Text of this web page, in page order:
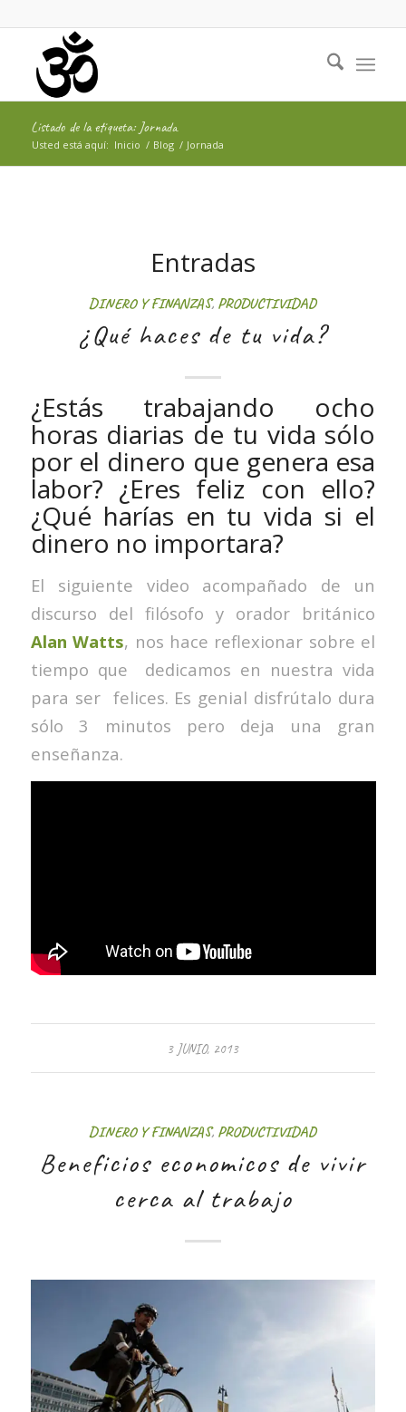
Listado de la etiqueta: Jornada
Usted está aquí: Inicio / Blog / Jornada
Entradas
DINERO Y FINANZAS, PRODUCTIVIDAD
¿Qué haces de tu vida?
¿Estás trabajando ocho
horas diarias de tu vida sólo
por el dinero que genera esa
labor? ¿Eres feliz con ello?
¿Qué harías en tu vida si el
dinero no importara?
El siguiente video acompañado de un
discurso del filósofo y orador británico
Alan Watts, nos hace reflexionar sobre el
tiempo que dedicamos en nuestra vida
para ser felices. Es genial disfrútalo dura
sólo 3 minutos pero deja una gran
enseñanza.
3 JUNIO, 2013
DINERO Y FINANZAS, PRODUCTIVIDAD
Beneficios economicos de vivir
cerca al trabajo